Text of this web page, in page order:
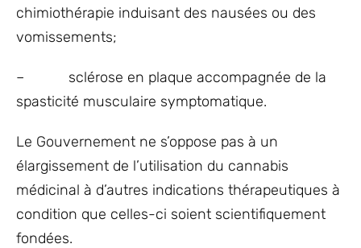
chimiothérapie induisant des nausées ou des
vomissements;
– sclérose en plaque accompagnée de la
spasticité musculaire symptomatique.
Le Gouvernement ne s’oppose pas à un
élargissement de l’utilisation du cannabis
médicinal à d’autres indications thérapeutiques à
condition que celles-ci soient scientifiquement
fondées.